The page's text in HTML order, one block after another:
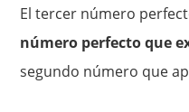
El tercer número
número perfecto que
segundo número que